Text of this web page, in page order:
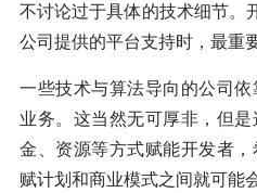
不讨论过于具体的技术细节。
公司提供的平台支持时，最重
一些技术与算法导向的公司
业务。这当然无可厚非，但
金、资源等方式赋能开发者
赋计划和商业模式之间就可能